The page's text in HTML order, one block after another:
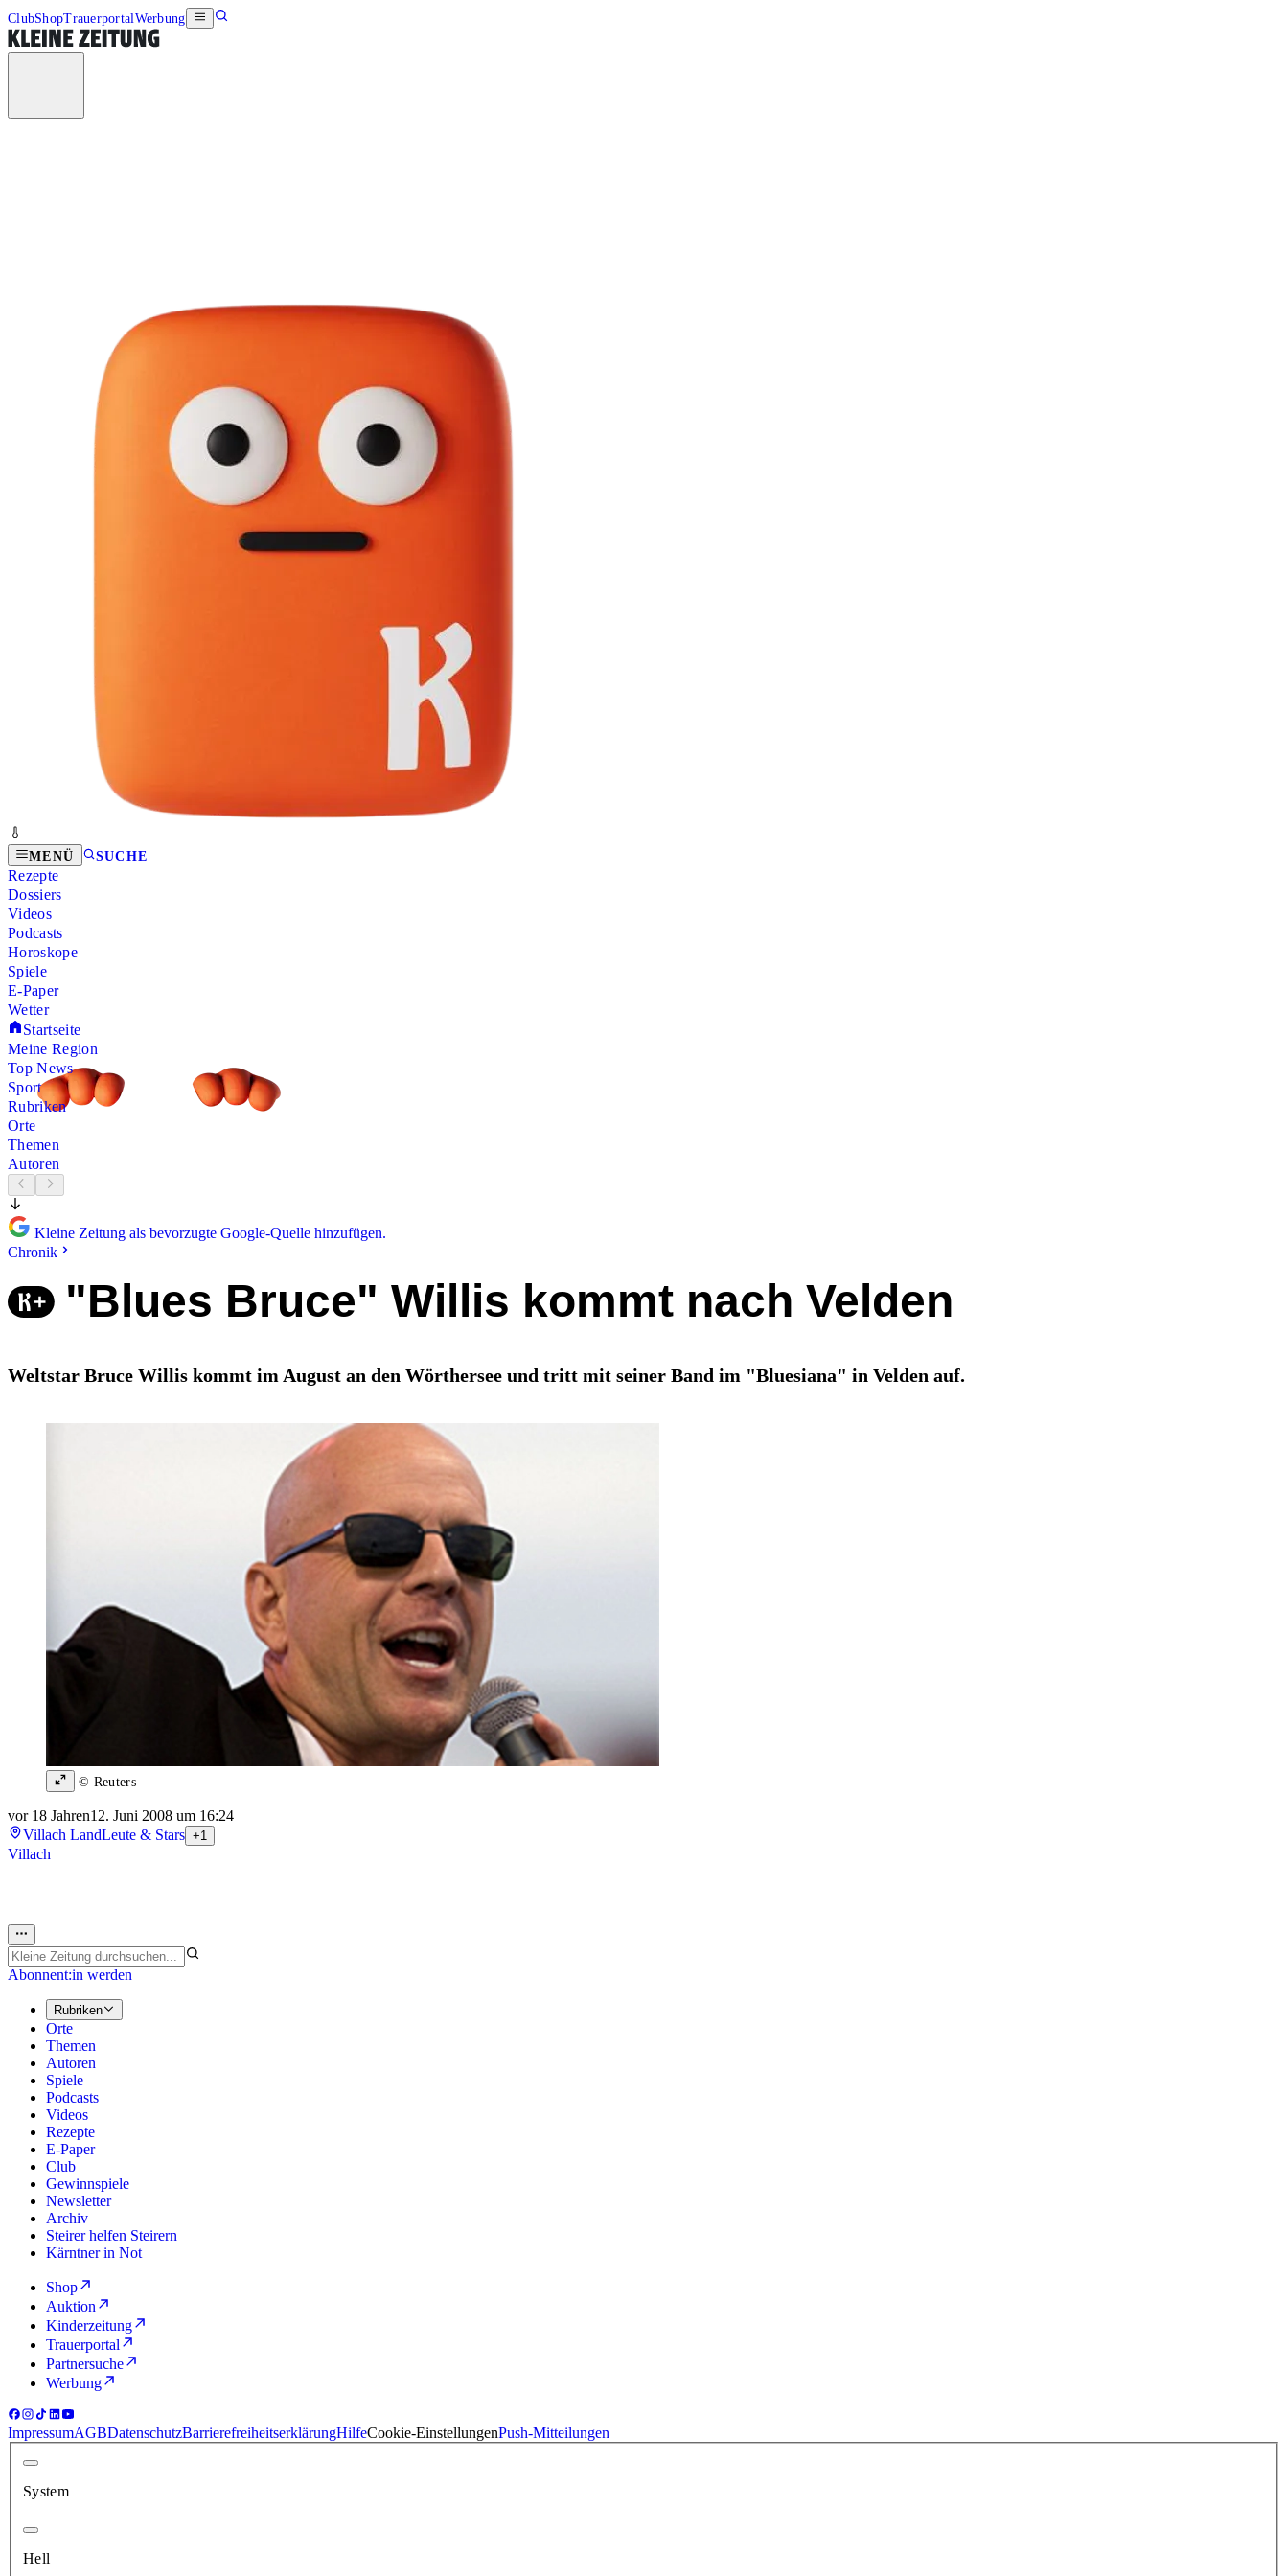
ClubShopTrauerportalWerbung
MENÜ SUCHE
Rezepte
Dossiers
Videos
Podcasts
Horoskope
Spiele
E-Paper
Wetter
Startseite
Meine Region
Top News
Sport
Rubriken
Orte
Themen
Autoren
Kleine Zeitung als bevorzugte Google-Quelle hinzufügen.
Chronik
"Blues Bruce" Willis kommt nach Velden
Weltstar Bruce Willis kommt im August an den Wörthersee und tritt mit seiner Band im "Bluesiana" in Velden auf.
© Reuters
vor 18 Jahren12. Juni 2008 um 16:24
Villach LandLeute & Stars +1
Villach
Abonnent:in werden
Rubriken
Orte
Themen
Autoren
Spiele
Podcasts
Videos
Rezepte
E-Paper
Club
Gewinnspiele
Newsletter
Archiv
Steirer helfen Steirern
Kärntner in Not
Shop
Auktion
Kinderzeitung
Trauerportal
Partnersuche
Werbung
ImpressumAGBDatenschutzBarrierefreiheitserklärungHilfeCookie-EinstellungenPush-Mitteilungen
System
Hell